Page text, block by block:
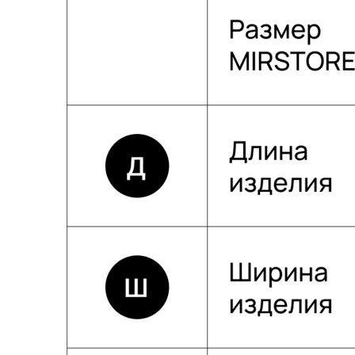
Тщательно контролируем каждый этап